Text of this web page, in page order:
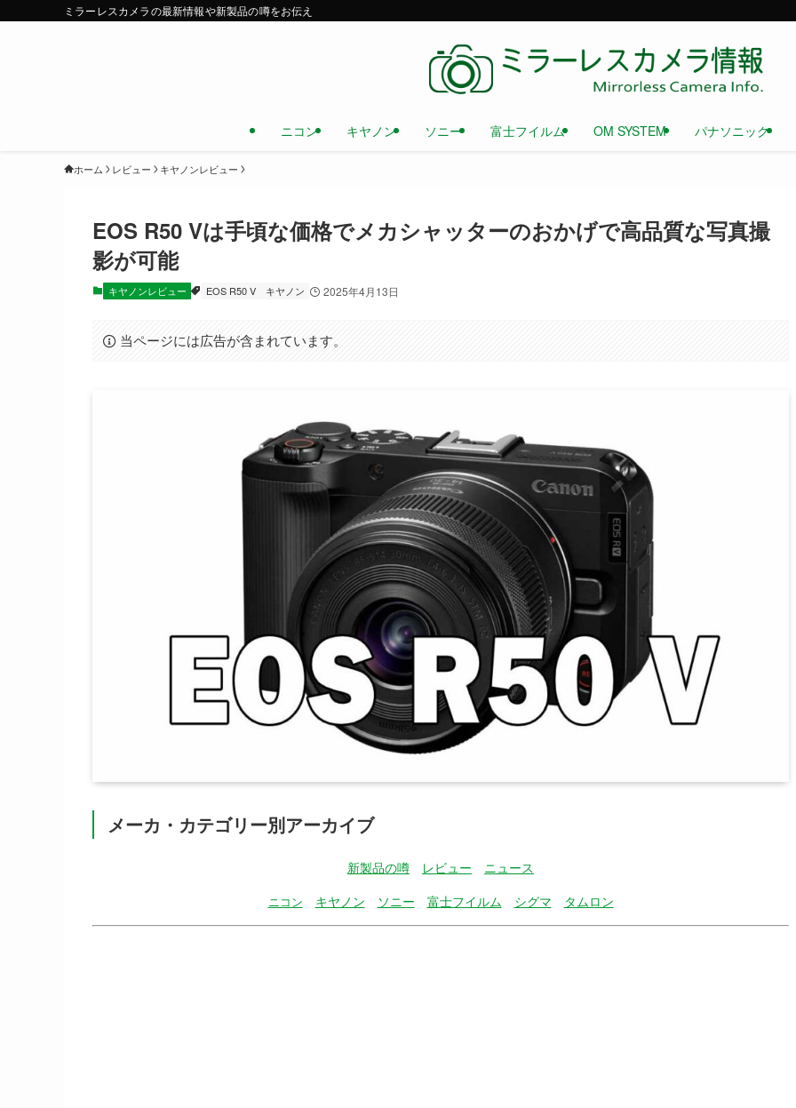
ミラーレスカメラの最新情報や新製品の噂をお伝え
ニコン キヤノン ソニー 富士フイルム OM SYSTEM パナソニック
ホーム レビュー キヤノンレビュー
EOS R50 Vは手頃な価格でメカシャッターのおかげで高品質な写真撮
影が可能
キヤノンレビュー EOS R50 V キヤノン 2025年4月13日
当ページには広告が含まれています。
メーカ・カテゴリー別アーカイブ
新製品の噂 レビュー ニュース
ニコン キヤノン ソニー 富士フイルム シグマ タムロン